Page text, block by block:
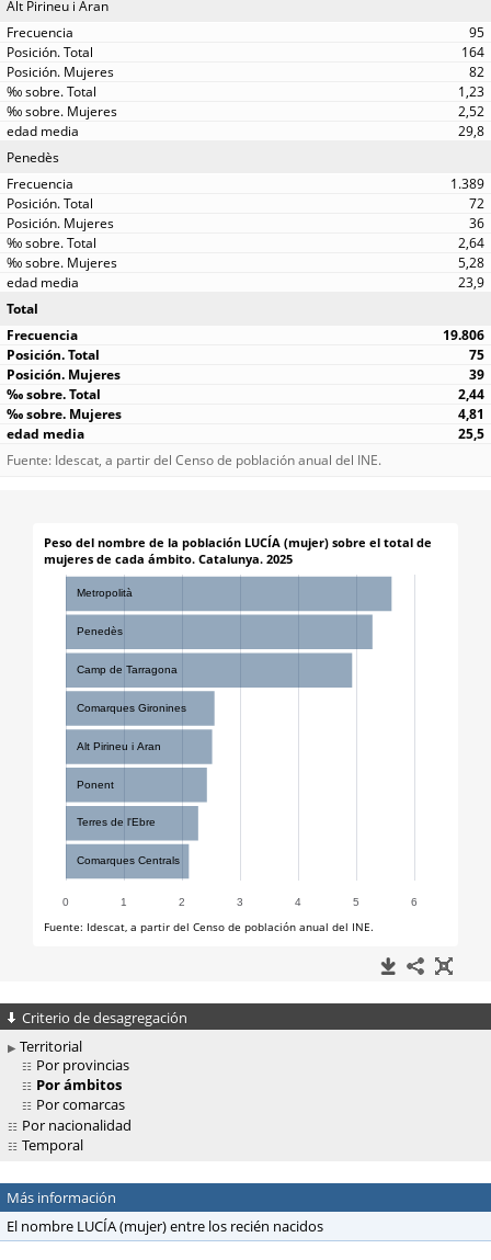
Alt Pirineu i Aran
95
164
82
1,23
2,52
29,8
Penedès
1.389
72
36
2,64
5,28
23,9
Total
19.806
75
39
2,44
4,81
25,5
Fuente: Idescat, a partir del Censo de población anual del INE.
Criterio de desagregación
Territorial
Por provincias
Por ámbitos
Por comarcas
Por nacionalidad
Temporal
Más información
El nombre LUCÍA (mujer) entre los recién nacidos